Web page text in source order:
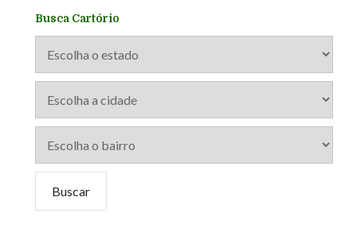
Busca Cartório